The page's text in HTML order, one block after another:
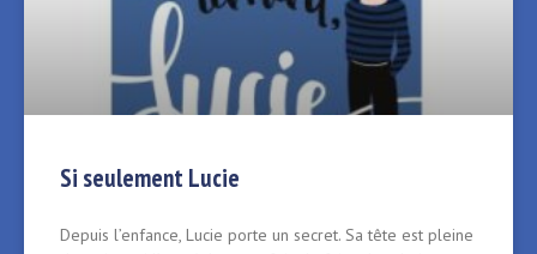
Si seulement Lucie
Depuis l’enfance, Lucie porte un secret. Sa tête est pleine